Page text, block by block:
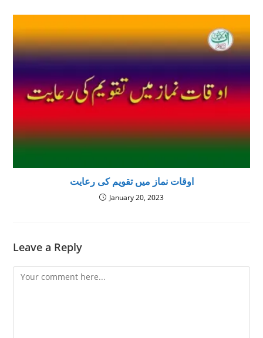
اوقات نماز میں تقویم کی رعایت
January 20, 2023
Leave a Reply
Comment